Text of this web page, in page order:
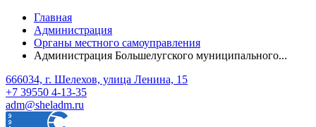
Главная
Администрация
Органы местного самоуправления
Администрация Большелугского муниципального...
666034, г. Шелехов, улица Ленина, 15
+7 39550 4-13-35
adm@sheladm.ru